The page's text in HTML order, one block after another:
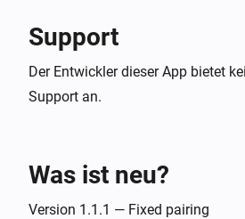
Support
Der Entwickler dieser App bietet
Support an.
Was ist neu?
Version 1.1.1 — Fixed pairing